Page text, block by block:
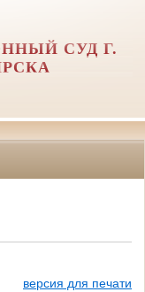
СУД Г.
версия для печати